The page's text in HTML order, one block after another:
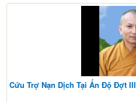
Cứu Trợ Nạn Dịch Tại Ấn Độ Đợt